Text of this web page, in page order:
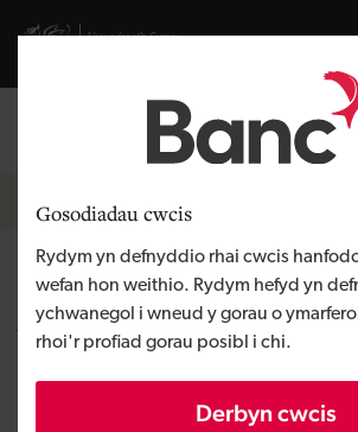
Gosodiadau cwcis
Rydym yn defnyddio rhai cwcis
wefan hon weithio. Rydym hefyd yn
ychwanegol i wneud y gorau o
rhoi'r profiad gorau posibl i chi.
Derbyn cwcis
Visit gov.wales website
Breadcrumb
Newyddion
Byw cynaliadwy
yn bosibl gydag
na sero-carbon